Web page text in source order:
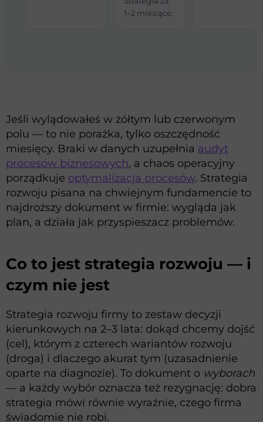
1–2 miesiące.
Jeśli wylądowałeś w żółtym lub czerwonym
polu — to nie porażka, tylko oszczędność
miesięcy. Braki w danych uzupełnia audyt
procesów biznesowych, a chaos operacyjny
porządkuje optymalizacja procesów. Strategia
rozwoju pisana na chwiejnym fundamencie to
najdroższy dokument w firmie: wygląda jak
plan, a działa jak przyspieszacz problemów.
Co to jest strategia rozwoju — i
czym nie jest
Strategia rozwoju firmy to zestaw decyzji
kierunkowych na 2–3 lata: dokąd chcemy dojść
(cel), którym z czterech wariantów rozwoju
(droga) i dlaczego akurat tym (uzasadnienie
oparte na diagnozie). To dokument o wyborach
— a każdy wybór oznacza też rezygnację: dobra
strategia mówi równie wyraźnie, czego firma
świadomie nie robi.